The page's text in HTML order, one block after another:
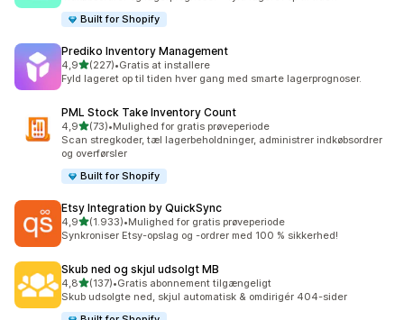
Built for Shopify
Prediko Inventory Management
4,9ud af 5 stjerner
(227)
227 anmeldelser i alt
•Gratis at installere
Fyld lageret op til tiden hver gang med smarte lagerprognoser.
PML Stock Take Inventory Count
4,9ud af 5 stjerner
(73)
73 anmeldelser i alt
•Mulighed for gratis prøveperiode
Scan stregkoder, tæl lagerbeholdninger, administrer indkøbsordrer
og overførsler
Built for Shopify
Etsy Integration by QuickSync
4,9ud af 5 stjerner
(1.933)
1933 anmeldelser i alt
•Mulighed for gratis prøveperiode
Synkroniser Etsy-opslag og -ordrer med 100 % sikkerhed!
Skub ned og skjul udsolgt MB
4,8ud af 5 stjerner
(137)
137 anmeldelser i alt
•Gratis abonnement tilgængeligt
Skub udsolgte ned, skjul automatisk & omdirigér 404-sider